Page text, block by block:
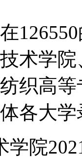
术学
织高
各大
学院